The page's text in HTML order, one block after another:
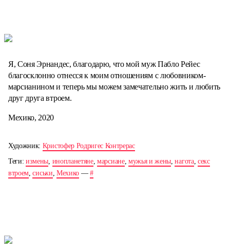
Я, Соня Эрнандес, благодарю, что мой муж Пабло Рейес
благосклонно отнесся к моим отношениям с любовником-
марсианином и теперь мы можем замечательно жить и любить
друг друга втроем.
Мехико, 2020
Художник: Кристофер Родригес Контрерас
Теги:измены, инопланетяне,марсиане, мужья и жены,нагота, секс
втроем,сиськи, Мехико —#